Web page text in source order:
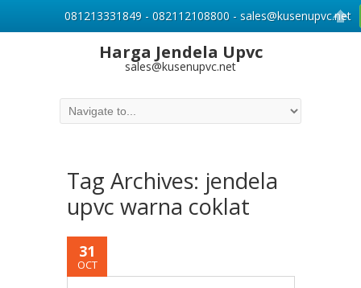
Harga Jendela Upvc
sales@kusenupvc.net
Tag Archives: jendela
upvc warna coklat
31
OCT
081213331849 - 082112108800 - sales@kusenupvc.net